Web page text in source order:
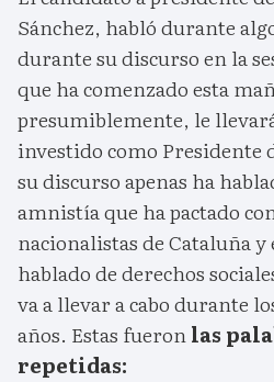
Sánchez, habló durante
durante su discurso en la
que ha comenzado esta
presumiblemente, le
investido como Presidente
su discurso apenas ha
amnistía que ha pactado
nacionalistas de Cataluña
hablado de derechos
va a llevar a cabo durante
años. Estas fueronlas
repetidas: